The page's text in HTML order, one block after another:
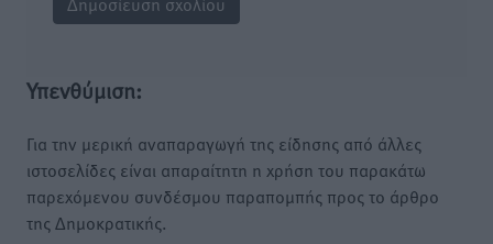
Υπενθύμιση:
Για την μερική αναπαραγωγή της είδησης από άλλες
ιστοσελίδες είναι απαραίτητη η χρήση του παρακάτω
παρεχόμενου συνδέσμου παραπομπής προς το άρθρο
της Δημοκρατικής.